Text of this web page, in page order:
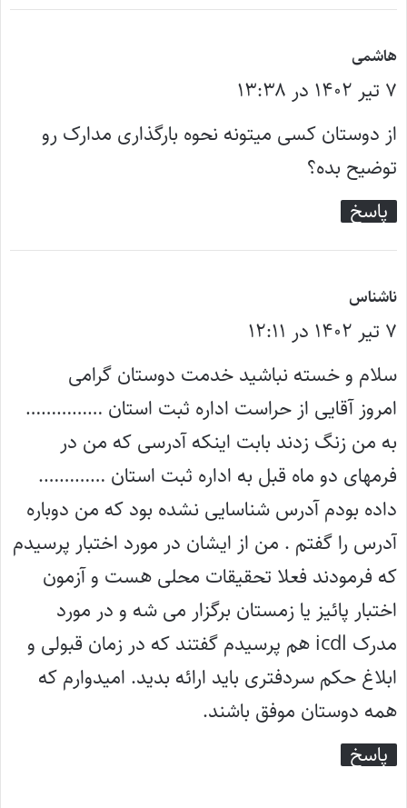
هاشمی
ف
ت
:
۷ تیر ۱۴۰۲ در ۱۳:۳۸
از دوستان کسی میتونه نحوه بارگذاری مدارک رو
توضیح بده؟
پاسخ
ناشناس
ف
ت
:
۷ تیر ۱۴۰۲ در ۱۲:۱۱
سلام و خسته نباشید خدمت دوستان گرامی
امروز آقایی از حراست اداره ثبت استان ……………
به من زنگ زدند بابت اینکه آدرسی که من در
فرمهای دو ماه قبل به اداره ثبت استان ………….
داده بودم آدرس شناسایی نشده بود که من دوباره
آدرس را گفتم . من از ایشان در مورد اختبار پرسیدم
که فرمودند فعلا تحقیقات محلی هست و آزمون
اختبار پائیز یا زمستان برگزار می شه و در مورد
مدرک icdl هم پرسیدم گفتند که در زمان قبولی و
ابلاغ حکم سردفتری باید ارائه بدید. امیدوارم که
همه دوستان موفق باشند.
پاسخ